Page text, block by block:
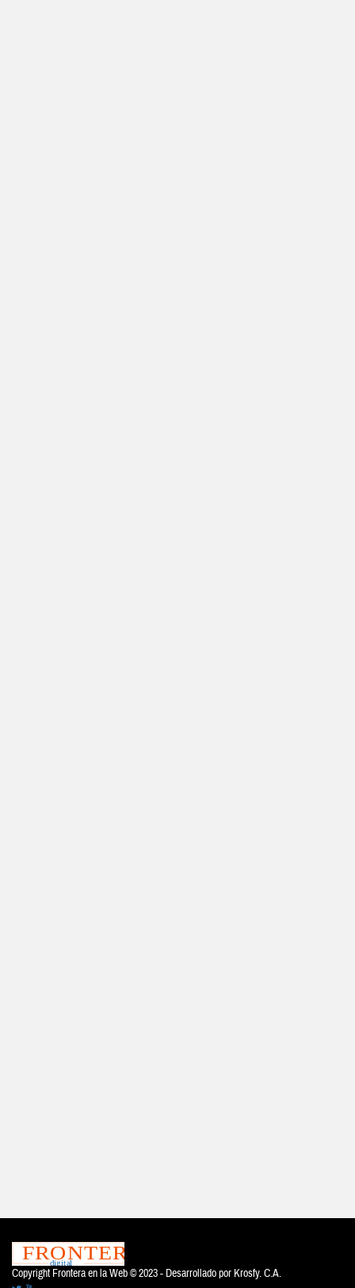
Copyright Frontera en la Web © 2023 - Desarrollado por Krosfy. C.A.